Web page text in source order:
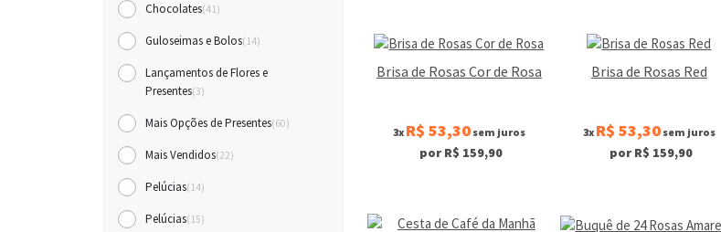
Chocolates(41)
Guloseimas e Bolos(14)
Lançamentos de Flores e
Presentes(3)
Mais Opções de Presentes(60)
Mais Vendidos(22)
Pelúcias(14)
Pelúcias(15)
Brisa de Rosas Cor de Rosa
3x R$ 53,30sem juros
por R$ 159,90
Brisa de Rosas Red
3x R$ 53,30sem juros
por R$ 159,90